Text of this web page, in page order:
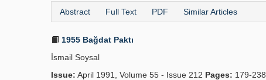
Abstract Full Text PDF Similar Articles
1955 Bağdat Paktı
İsmail Soysal
Issue: April 1991, Volume 55 - Issue 212 Pages: 179-238